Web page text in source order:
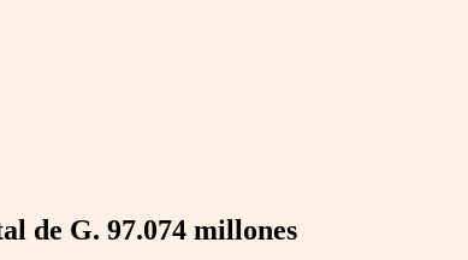
de G. 97.074 millones